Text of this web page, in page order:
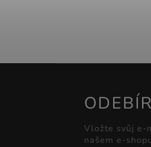
Vložte svůj e-
našem e-